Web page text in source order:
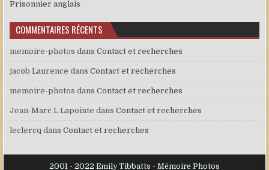
Prisonnier anglais
COMMENTAIRES RÉCENTS
memoire-photos dansContact et recherches
jacob Laurence dansContact et recherches
memoire-photos dansContact et recherches
Jean-Marc L Lapointe dansContact et recherches
leclercq dansContact et recherches
2001 - 2022 Emily Tibbatts - Mémoire Photos